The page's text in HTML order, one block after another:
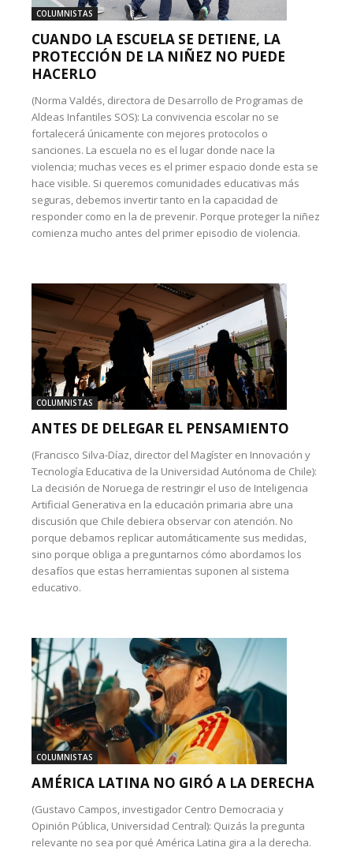
COLUMNISTAS
CUANDO LA ESCUELA SE DETIENE, LA
PROTECCIÓN DE LA NIÑEZ NO PUEDE
HACERLO
(Norma Valdés, directora de Desarrollo de Programas de
Aldeas Infantiles SOS): La convivencia escolar no se
fortalecerá únicamente con mejores protocolos o
sanciones. La escuela no es el lugar donde nace la
violencia; muchas veces es el primer espacio donde esta se
hace visible. Si queremos comunidades educativas más
seguras, debemos invertir tanto en la capacidad de
responder como en la de prevenir. Porque proteger la niñez
comienza mucho antes del primer episodio de violencia.
COLUMNISTAS
ANTES DE DELEGAR EL PENSAMIENTO
(Francisco Silva-Díaz, director del Magíster en Innovación y
Tecnología Educativa de la Universidad Autónoma de Chile):
La decisión de Noruega de restringir el uso de Inteligencia
Artificial Generativa en la educación primaria abre una
discusión que Chile debiera observar con atención. No
porque debamos replicar automáticamente sus medidas,
sino porque obliga a preguntarnos cómo abordamos los
desafíos que estas herramientas suponen al sistema
educativo.
COLUMNISTAS
AMÉRICA LATINA NO GIRÓ A LA DERECHA
(Gustavo Campos, investigador Centro Democracia y
Opinión Pública, Universidad Central): Quizás la pregunta
relevante no sea por qué América Latina gira a la derecha.